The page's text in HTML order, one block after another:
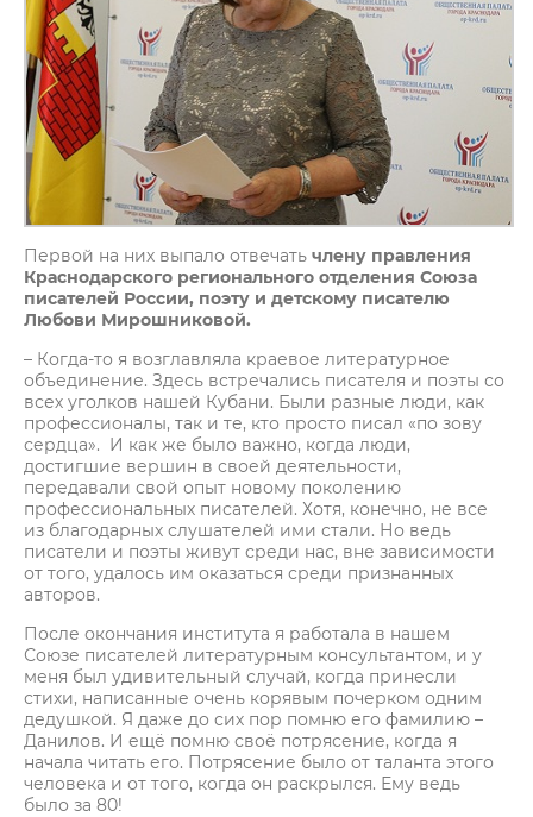
Первой на них выпало отвечать члену правления
Краснодарского регионального отделения Союза
писателей России, поэту и детскому писателю
Любови Мирошниковой.
– Когда-то я возглавляла краевое литературное
объединение. Здесь встречались писателя и поэты со
всех уголков нашей Кубани. Были разные люди, как
профессионалы, так и те, кто просто писал «по зову
сердца». И как же было важно, когда люди,
достигшие вершин в своей деятельности,
передавали свой опыт новому поколению
профессиональных писателей. Хотя, конечно, не все
из благодарных слушателей ими стали. Но ведь
писатели и поэты живут среди нас, вне зависимости
от того, удалось им оказаться среди признанных
авторов.
После окончания института я работала в нашем
Союзе писателей литературным консультантом, и у
меня был удивительный случай, когда принесли
стихи, написанные очень корявым почерком одним
дедушкой. Я даже до сих пор помню его фамилию –
Данилов. И ещё помню своё потрясение, когда я
начала читать его. Потрясение было от таланта этого
человека и от того, когда он раскрылся. Ему ведь
было за 80!